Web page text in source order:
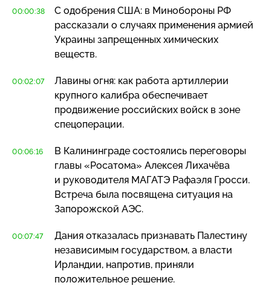
00:00:38
С одобрения США: в Минобороны РФ
рассказали о случаях применения армией
Украины запрещенных химических
веществ.
00:02:07
Лавины огня: как работа артиллерии
крупного калибра обеспечивает
продвижение российских войск в зоне
спецоперации.
00:06:16
В Калининграде состоялись переговоры
главы «Росатома» Алексея Лихачёва
и руководителя МАГАТЭ Рафаэля Гросси.
Встреча была посвящена ситуация на
Запорожской АЭС.
00:07:47
Дания отказалась признавать Палестину
независимым государством, а власти
Ирландии, напротив, приняли
положительное решение.